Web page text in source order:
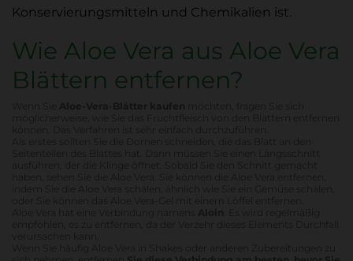
Konservierungsmitteln und Chemikalien ist.
Wie Aloe Vera aus Aloe Vera
Blättern entfernen?